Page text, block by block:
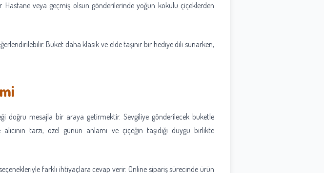
veya geçmiş olsun gönderilerinde yoğun kokulu çiçeklerden
Buket daha klasik ve elde taşınır bir hediye dili sunarken,
doğru mesajla bir araya getirmektir. Sevgiliye gönderilecek buketle
tarzı, özel günün anlamı ve çiçeğin taşıdığı duygu birlikte
farklı ihtiyaçlara cevap verir. Online sipariş sürecinde ürün